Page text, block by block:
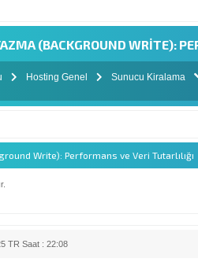
Hosting Genel Sunucu Kiralama
(BACKGROUND WRITE):
Write): Performans ve Veri Tutarlılığı
TR Saat : 22:08